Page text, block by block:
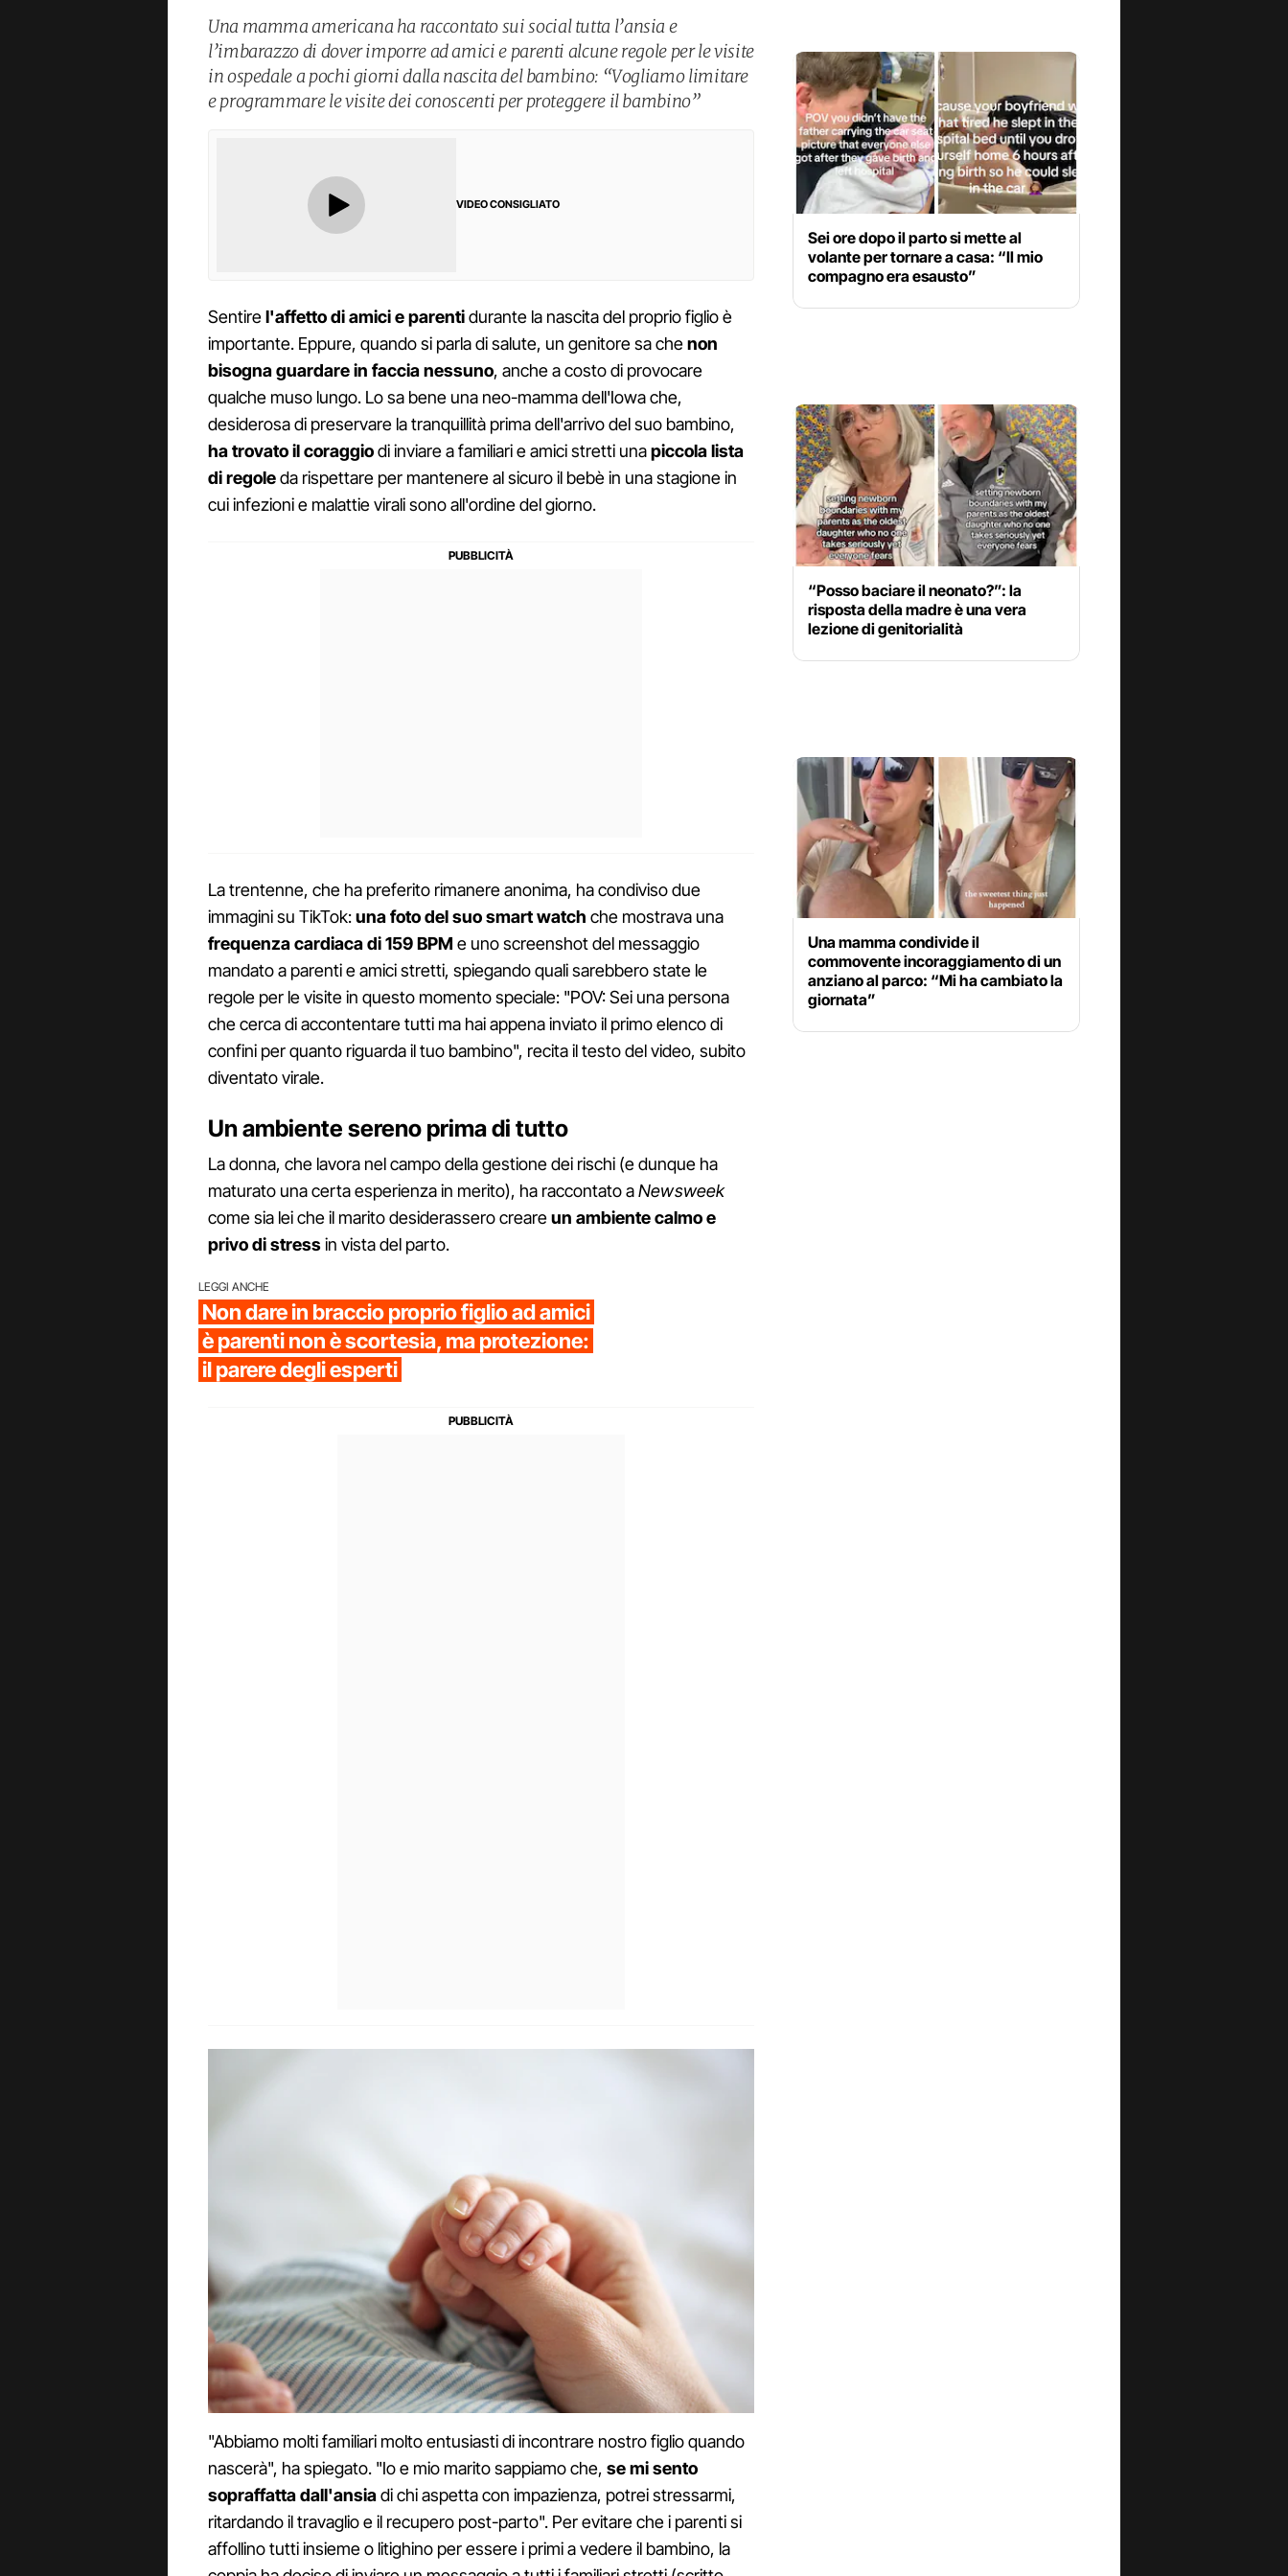
Una mamma americana ha raccontato sui social tutta l’ansia e
l’imbarazzo di dover imporre ad amici e parenti alcune regole per le visite
in ospedale a pochi giorni dalla nascita del bambino: “Vogliamo limitare
e programmare le visite dei conoscenti per proteggere il bambino”
VIDEO CONSIGLIATO
Sentirel'affetto di amici e parentidurante la nascita del proprio figlio è
importante. Eppure, quando si parla di salute, un genitore sa chenon
bisogna guardare in faccia nessuno, anche a costo di provocare
qualche muso lungo. Lo sa bene una neo-mamma dell'Iowa che,
desiderosa di preservare la tranquillità prima dell'arrivo del suo bambino,
ha trovato il coraggiodi inviare a familiari e amici stretti unapiccola lista
di regoleda rispettare per mantenere al sicuro il bebè in una stagione in
cui infezioni e malattie virali sono all'ordine del giorno.
La trentenne, che ha preferito rimanere anonima, ha condiviso due
immagini su TikTok:una foto del suo smart watch che mostrava una
frequenza cardiaca di 159 BPM e uno screenshot del messaggio
mandato a parenti e amici stretti, spiegando quali sarebbero state le
regole per le visite in questo momento speciale: "POV: Sei una persona
che cerca di accontentare tutti ma hai appena inviato il primo elenco di
confini per quanto riguarda il tuo bambino", recita il testo del video, subito
diventato virale.
Un ambiente sereno prima di tutto
La donna, che lavora nel campo della gestione dei rischi (e dunque ha
maturato una certa esperienza in merito), ha raccontato aNewsweek
come sia lei che il marito desiderassero creareun ambiente calmo e
privo di stressin vista del parto.
LEGGI ANCHE
Non dare in braccio proprio figlio ad amici
è parenti non è scortesia, ma protezione:
il parere degli esperti
"Abbiamo molti familiari molto entusiasti di incontrare nostro figlio quando
nascerà", ha spiegato. "Io e mio marito sappiamo che, se mi sento
sopraffatta dall'ansiadi chi aspetta con impazienza, potrei stressarmi,
ritardando il travaglio e il recupero post-parto". Per evitare che i parenti si
affollino tutti insieme o litighino per essere i primi a vedere il bambino, la
Sei ore dopo il parto si mette al
volante per tornare a casa: “Il mio
compagno era esausto”
“Posso baciare il neonato?”: la
risposta della madre è una vera
lezione di genitorialità
Una mamma condivide il
commovente incoraggiamento di un
anziano al parco: “Mi ha cambiato la
giornata”